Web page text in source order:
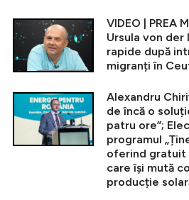
VIDEO | PREA
Ursula von
rapide după
migranți în
Alexandru
de încă o
patru ore”;
programul
oferind gratuit
care își mută
producție